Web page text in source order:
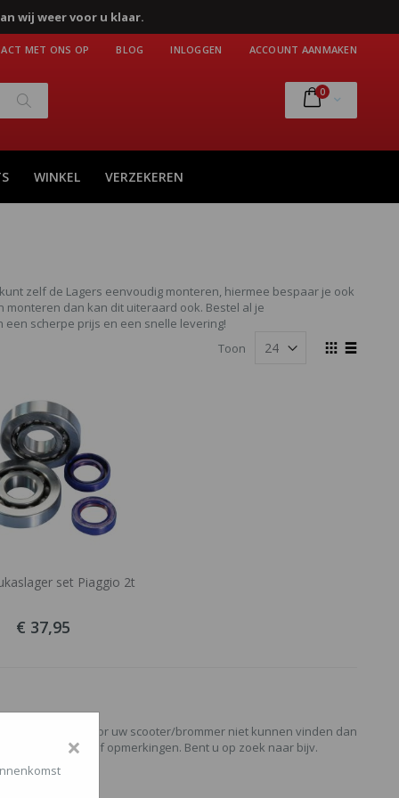
wij weer voor u klaar.
MET ONS OP BLOG INLOGGEN ACCOUNT AANMAKEN
Cart
0producten
WINKEL VERZEKEREN
zelf de Lagers eenvoudig monteren, hiermee bespaar je ook
dan kan dit uiteraard ook. Bestel al je
scherpe prijs en een snelle levering!
Tonen
Toon
set Piaggio 2t
€ 37,95
onderdeel voor uw scooter/brommer niet kunnen vinden dan
op bij vragen of opmerkingen. Bent u op zoek naar bijv.
×